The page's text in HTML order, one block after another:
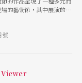
的藝術節，其中展演的製
當代表演藝術的最新創作
號
Viewer